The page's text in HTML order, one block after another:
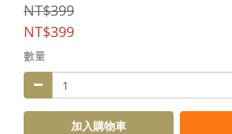
NT$399
NT$399
數量
加入購物車